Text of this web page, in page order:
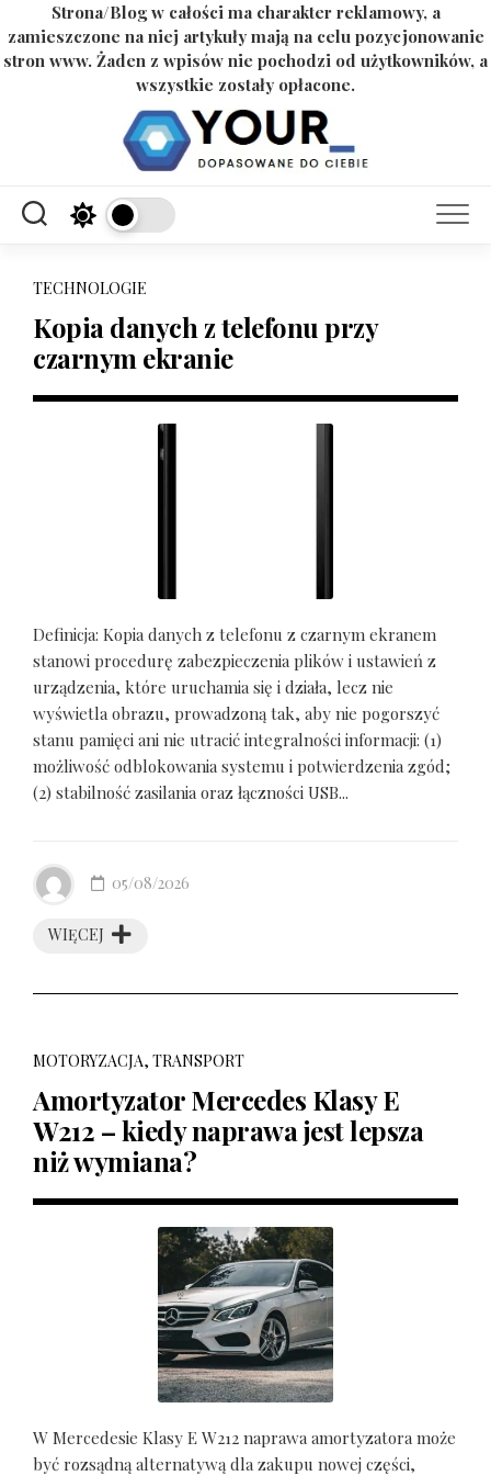
Strona/Blog w całości ma charakter reklamowy, a
zamieszczone na niej artykuły mają na celu pozycjonowanie
stron www. Żaden z wpisów nie pochodzi od użytkowników, a
wszystkie zostały opłacone.
TECHNOLOGIE
Kopia danych z telefonu przy
czarnym ekranie
Definicja: Kopia danych z telefonu z czarnym ekranem
stanowi procedurę zabezpieczenia plików i ustawień z
urządzenia, które uruchamia się i działa, lecz nie
wyświetla obrazu, prowadzoną tak, aby nie pogorszyć
stanu pamięci ani nie utracić integralności informacji: (1)
możliwość odblokowania systemu i potwierdzenia zgód;
(2) stabilność zasilania oraz łączności USB...
WIĘCEJ
05/08/2026
MOTORYZACJA, TRANSPORT
Amortyzator Mercedes Klasy E
W212 – kiedy naprawa jest lepsza
niż wymiana?
W Mercedesie Klasy E W212 naprawa amortyzatora może
być rozsądną alternatywą dla zakupu nowej części,